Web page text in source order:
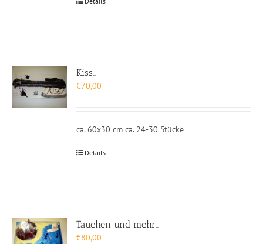
Kiss…
€70,00
ca. 60x30 cm ca. 24-30 Stücke
Details
Tauchen und mehr…
€80,00